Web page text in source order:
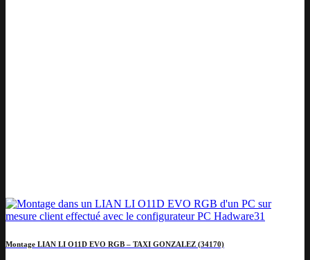
Montage LIAN LI O11D EVO RGB – TAXI GONZALEZ (34170)